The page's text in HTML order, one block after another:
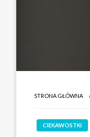
STRONA GŁÓWNA
CIEKAWOSTKI